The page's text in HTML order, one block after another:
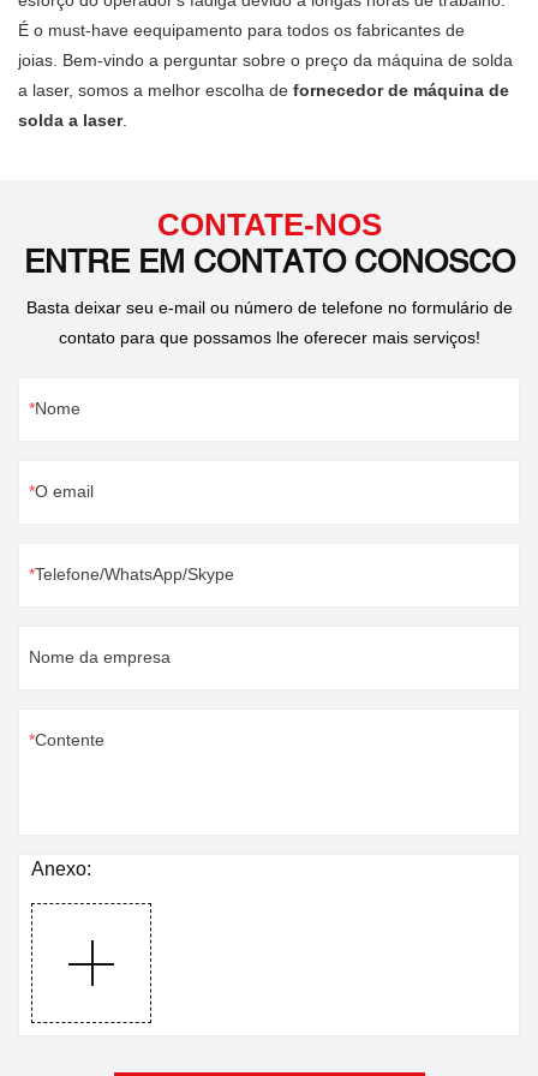
É o must-have eequipamento para todos os fabricantes de
joias. Bem-vindo a perguntar sobre o preço da máquina de solda
a laser, somos a melhor escolha de fornecedor de máquina de
solda a laser.
disso, é adequado para as
áreas de comunicações
eletrônicas, fabricação de
hardware, relógios,
entre em contato conosco para
mais detalhes.
CONTATE-NOS
ENTRE EM CONTATO CONOSCO
Basta deixar seu e-mail ou número de telefone no formulário de
contato para que possamos lhe oferecer mais serviços!
Nome
O email
Telefone/WhatsApp/Skype
Nome da empresa
Contente
Anexo: